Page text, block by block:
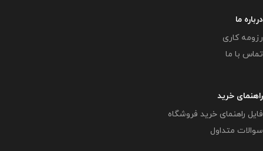
درباره ما
رزومه کاری
تماس با ما
راهنمای خرید
فایل راهنمای خرید فروشگاه
سوالات متداول